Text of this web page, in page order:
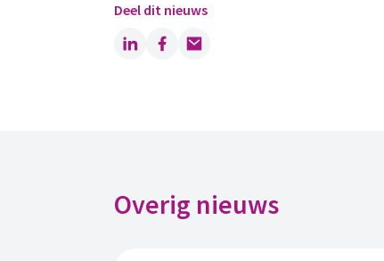
Deel dit nieuws
LinkedInFacebook
Email
Overig nieuws